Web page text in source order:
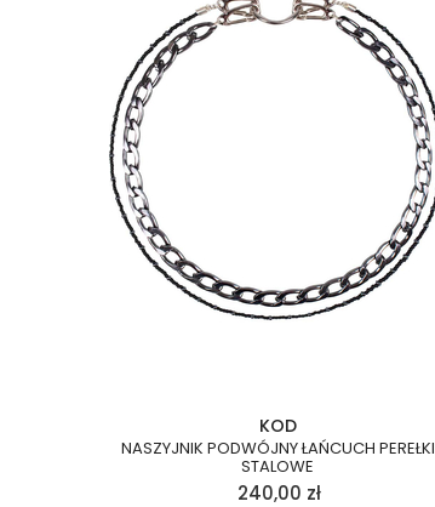
KOD
NASZYJNIK PODWÓJNY ŁAŃCUCH PEREŁKI
STALOWE
240,00 zł